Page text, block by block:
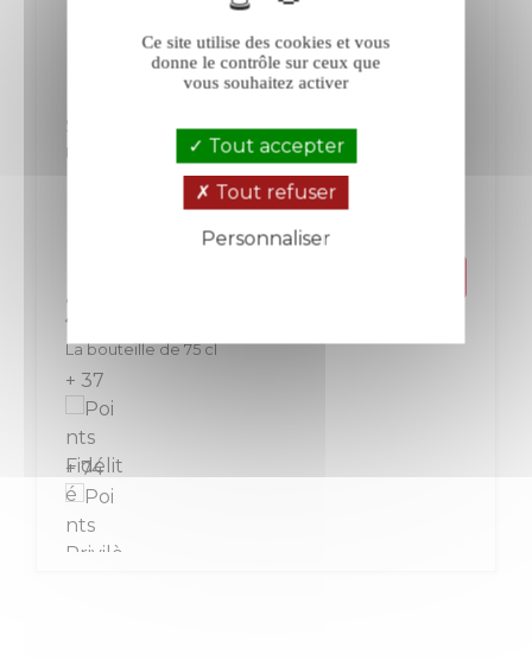
Saint-Sylvestre Le Sang du Papète
rouge 2023
Languedoc-Roussillon
Prix
37,00 €
La bouteille de 75 cl
+ 37
+ 74
Ce site utilise des cookies et vous
donne le contrôle sur ceux que
vous souhaitez activer
Tout accepter
Tout refuser
Personnaliser